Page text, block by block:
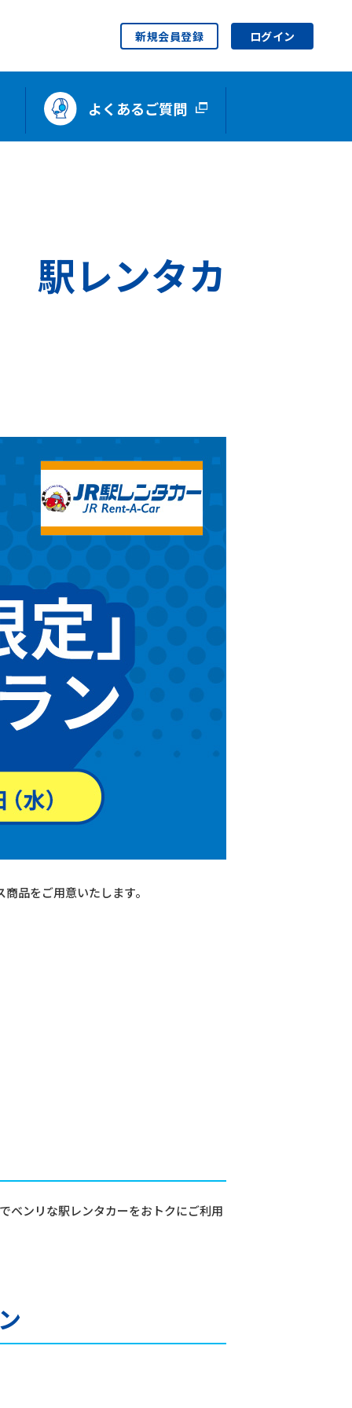
新規会員登録 ログイン
よくあるご質問
駅レンタカ
品をご用意いたします。
ベンリな駅レンタカーをおトクにご利用